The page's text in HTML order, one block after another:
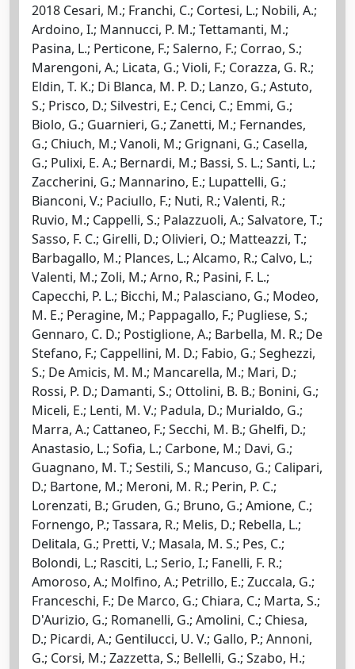
2018 Cesari, M.; Franchi, C.; Cortesi, L.; Nobili, A.;
Ardoino, I.; Mannucci, P. M.; Tettamanti, M.;
Pasina, L.; Perticone, F.; Salerno, F.; Corrao, S.;
Marengoni, A.; Licata, G.; Violi, F.; Corazza, G. R.;
Eldin, T. K.; Di Blanca, M. P. D.; Lanzo, G.; Astuto,
S.; Prisco, D.; Silvestri, E.; Cenci, C.; Emmi, G.;
Biolo, G.; Guarnieri, G.; Zanetti, M.; Fernandes,
G.; Chiuch, M.; Vanoli, M.; Grignani, G.; Casella,
G.; Pulixi, E. A.; Bernardi, M.; Bassi, S. L.; Santi, L.;
Zaccherini, G.; Mannarino, E.; Lupattelli, G.;
Bianconi, V.; Paciullo, F.; Nuti, R.; Valenti, R.;
Ruvio, M.; Cappelli, S.; Palazzuoli, A.; Salvatore, T.;
Sasso, F. C.; Girelli, D.; Olivieri, O.; Matteazzi, T.;
Barbagallo, M.; Plances, L.; Alcamo, R.; Calvo, L.;
Valenti, M.; Zoli, M.; Arno, R.; Pasini, F. L.;
Capecchi, P. L.; Bicchi, M.; Palasciano, G.; Modeo,
M. E.; Peragine, M.; Pappagallo, F.; Pugliese, S.;
Gennaro, C. D.; Postiglione, A.; Barbella, M. R.; De
Stefano, F.; Cappellini, M. D.; Fabio, G.; Seghezzi,
S.; De Amicis, M. M.; Mancarella, M.; Mari, D.;
Rossi, P. D.; Damanti, S.; Ottolini, B. B.; Bonini, G.;
Miceli, E.; Lenti, M. V.; Padula, D.; Murialdo, G.;
Marra, A.; Cattaneo, F.; Secchi, M. B.; Ghelfi, D.;
Anastasio, L.; Sofia, L.; Carbone, M.; Davi, G.;
Guagnano, M. T.; Sestili, S.; Mancuso, G.; Calipari,
D.; Bartone, M.; Meroni, M. R.; Perin, P. C.;
Lorenzati, B.; Gruden, G.; Bruno, G.; Amione, C.;
Fornengo, P.; Tassara, R.; Melis, D.; Rebella, L.;
Delitala, G.; Pretti, V.; Masala, M. S.; Pes, C.;
Bolondi, L.; Rasciti, L.; Serio, I.; Fanelli, F. R.;
Amoroso, A.; Molfino, A.; Petrillo, E.; Zuccala, G.;
Franceschi, F.; De Marco, G.; Chiara, C.; Marta, S.;
D'Aurizio, G.; Romanelli, G.; Amolini, C.; Chiesa,
D.; Picardi, A.; Gentilucci, U. V.; Gallo, P.; Annoni,
G.; Corsi, M.; Zazzetta, S.; Bellelli, G.; Szabo, H.;